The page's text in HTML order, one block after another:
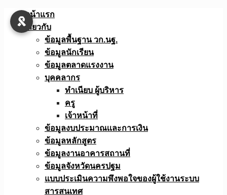
Skip
หน้าแรก
เกี่ยวกับ
ข้อมูลพื้นฐาน วก.นฐ.
ข้อมูลนักเรียน
ข้อมูลตลาดแรงงาน
บุคคลากร
ทำเนียบ ผู้บริหาร
ครู
เจ้าหน้าที่
ข้อมูลงบประมาณเเละการเงิน
ข้อมูลหลักสูตร
ข้อมูลงานอาคารสถานที่
ข้อมูลจังหวัดนครปฐม
แบบประเมินความพึงพอใจของผู้ใช้งานระบบ
สารสนเทศ